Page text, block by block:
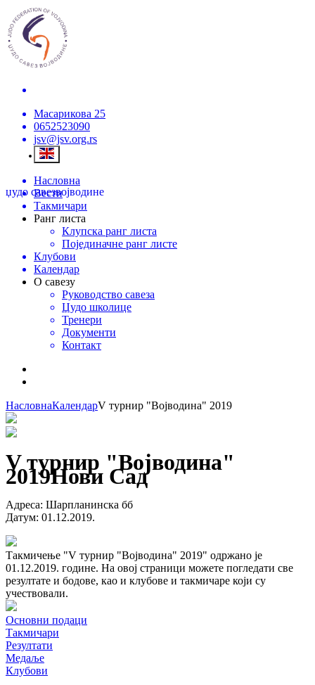
Масарикова 25
0652523090
jsv@jsv.org.rs
џудо савезвојводине
Насловна
Вести
Такмичари
Ранг листа
Клупска ранг листа
Појединачне ранг листе
Клубови
Календар
О савезу
Руководство савеза
Џудо школице
Тренери
Документи
Контакт
НасловнаКалендарV турнир "Војводина" 2019
V турнир "Војводина"
2019Нови Сад
Адреса: Шарпланинска бб
Датум: 01.12.2019.
Такмичење "V турнир "Војводина" 2019" одржано је
01.12.2019. године. На овој страници можете погледати све
резултате и бодове, као и клубове и такмичаре који су
учествовали.
Основни подаци
Такмичари
Резултати
Медаље
Клубови